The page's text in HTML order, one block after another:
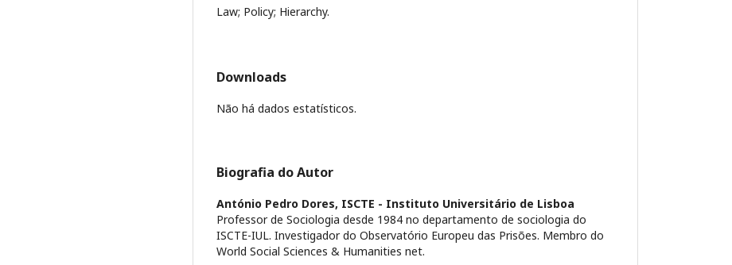
Law; Policy; Hierarchy.
Downloads
Não há dados estatísticos.
Biografia do Autor
António Pedro Dores, ISCTE - Instituto Universitário de Lisboa
Professor de Sociologia desde 1984 no departamento de sociologia do
ISCTE-IUL. Investigador do Observatório Europeu das Prisões. Membro do
World Social Sciences & Humanities net.